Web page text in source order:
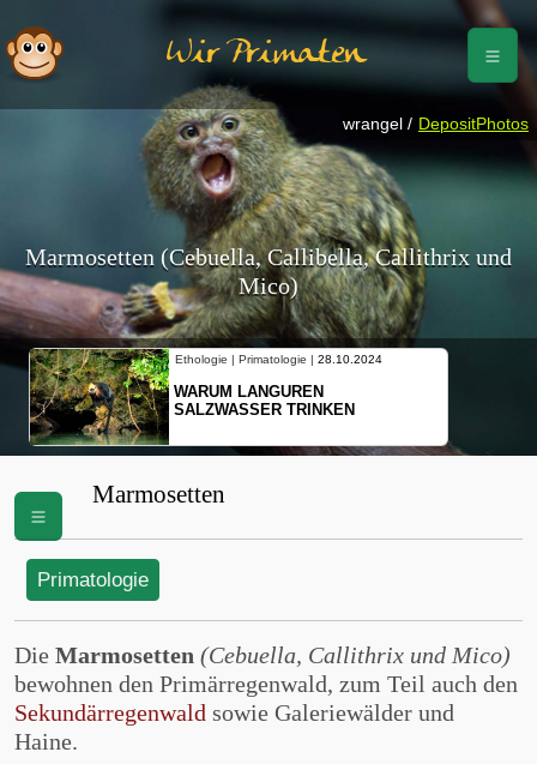
Wir Primaten
Marmosetten (Cebuella, Callibella, Callithrix und
Mico)
Ethologie | Primatologie | 28.10.2024
WARUM LANGUREN
SALZWASSER TRINKEN
wrangel / DepositPhotos
Marmosetten
Primatologie
Die Marmosetten (Cebuella, Callithrix und Mico)
bewohnen den Primärregenwald, zum Teil auch den
Sekundärregenwald sowie Galeriewälder und
Haine.